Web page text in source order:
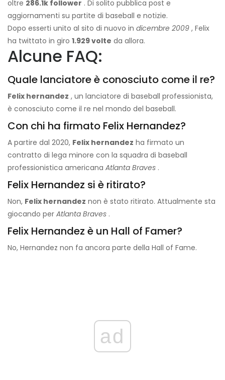
oltre 286.1k follower . Di solito pubblica post e
aggiornamenti su partite di baseball e notizie.
Dopo esserti unito al sito di nuovo in dicembre 2009 , Felix
ha twittato in giro 1.929 volte da allora.
Alcune FAQ:
Quale lanciatore è conosciuto come il re?
Felix hernandez , un lanciatore di baseball professionista,
è conosciuto come il re nel mondo del baseball.
Con chi ha firmato Felix Hernandez?
A partire dal 2020, Felix hernandez ha firmato un
contratto di lega minore con la squadra di baseball
professionistica americana Atlanta Braves .
Felix Hernandez si è ritirato?
Non, Felix hernandez non è stato ritirato. Attualmente sta
giocando per Atlanta Braves .
Felix Hernandez è un Hall of Famer?
No, Hernandez non fa ancora parte della Hall of Fame.
ad